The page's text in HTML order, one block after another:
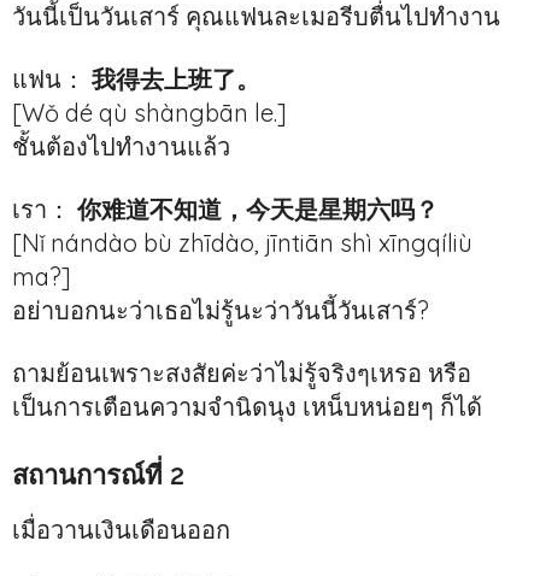
วันนี้เป็นวันเสาร์ คุณแฟนละเมอรีบตื่นไปทำงาน
แฟน： 我得去上班了。
[Wǒ dé qù shàngbān le.]
ชั้นต้องไปทำงานแล้ว
เรา：你难道不知道，今天是星期六吗？
[Nǐ nándào bù zhīdào, jīntiān shì xīngqíliù
ma?]
อย่าบอกนะว่าเธอไม่รู้นะว่าวันนี้วันเสาร์?
ถามย้อนเพราะสงสัยค่ะว่าไม่รู้จริงๆเหรอ หรือ
เป็นการเตือนความจำนิดนุง เหน็บหน่อยๆ ก็ได้
สถานการณ์ที่ 2
เมื่อวานเงินเดือนออก